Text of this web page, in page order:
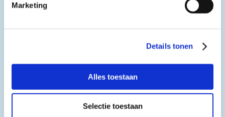
Marketing
Details tonen
Alles toestaan
Selectie toestaan
1/3